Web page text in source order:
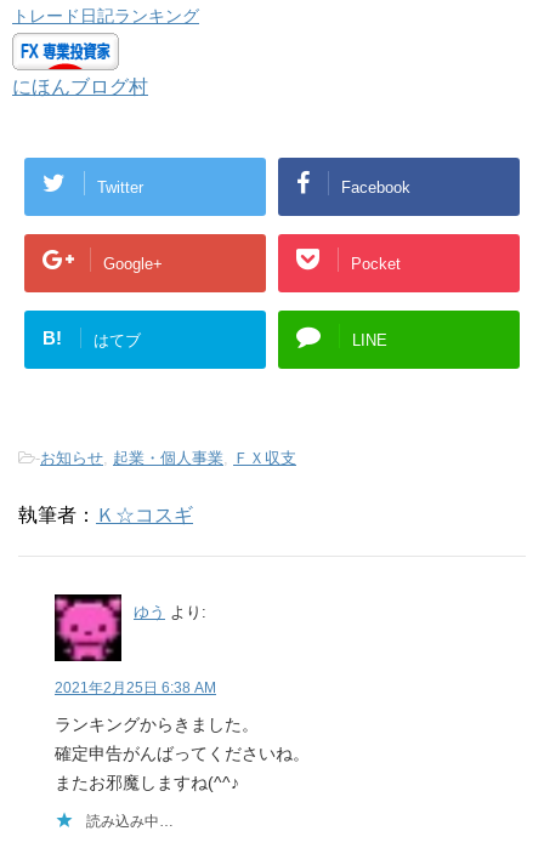
トレード日記ランキング
にほんブログ村
Twitter Facebook
Google+ Pocket
B! はてブ LINE
-お知らせ, 起業・個人事業, ＦＸ収支
執筆者： Ｋ☆コスギ
ゆう より:
2021年2月25日 6:38 AM
ランキングからきました。
確定申告がんばってくださいね。
またお邪魔しますね(^^♪
読み込み中…